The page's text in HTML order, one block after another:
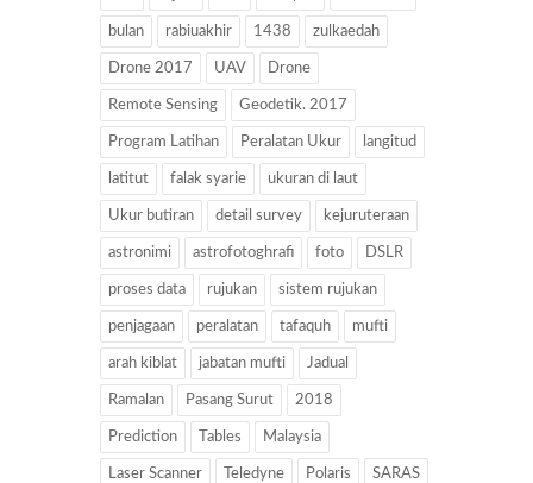
bulan rabiuakhir 1438 zulkaedah
Drone 2017 UAV Drone
Remote Sensing Geodetik. 2017
Program Latihan Peralatan Ukur langitud
latitut falak syarie ukuran di laut
Ukur butiran detail survey kejuruteraan
astronimi astrofotoghrafi foto DSLR
proses data rujukan sistem rujukan
penjagaan peralatan tafaquh mufti
arah kiblat jabatan mufti Jadual
Ramalan Pasang Surut 2018
Prediction Tables Malaysia
Laser Scanner Teledyne Polaris SARAS